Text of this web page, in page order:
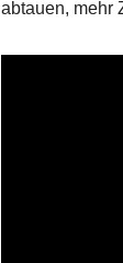
abtauen, mehr